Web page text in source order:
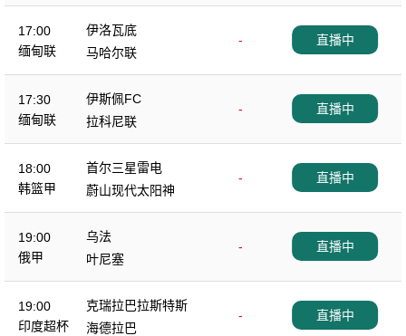
17:00
缅甸联
伊洛瓦底
-
马哈尔联
直播中
17:30
缅甸联
伊斯佩FC
-
拉科尼联
直播中
18:00
韩篮甲
首尔三星雷电
-
蔚山现代太阳神
直播中
19:00
俄甲
乌法
-
叶尼塞
直播中
19:00
印度超杯
克瑞拉巴拉斯特斯
-
海德拉巴
直播中